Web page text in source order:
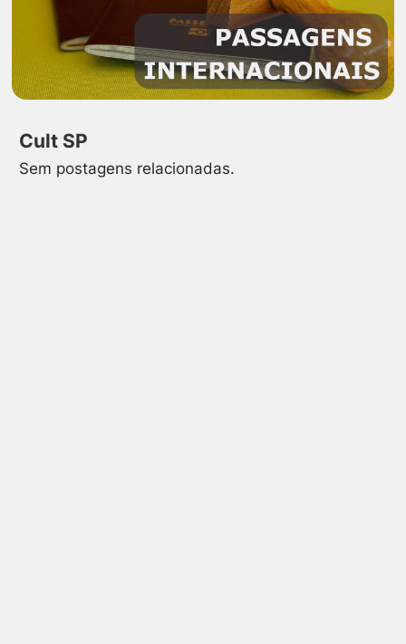
Cult SP
Sem postagens relacionadas.